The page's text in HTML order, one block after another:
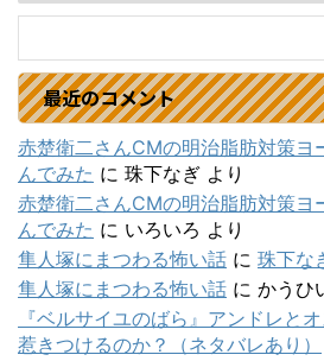
最近のコメント
赤楚衛二さんCMの明治脂肪対策ヨ
んでみた に 珠下なぎ より
赤楚衛二さんCMの明治脂肪対策ヨ
んでみた に いろいろ より
隼人塚にまつわる怖い話 に 珠下な
隼人塚にまつわる怖い話 に かうひ
『ベルサイユのばら』アンドレと
惹きつけるのか？（ネタバレあり）